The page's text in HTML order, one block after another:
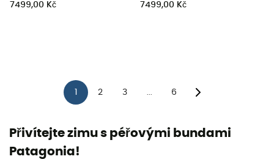
7499,00 Kč 7499,00 Kč
2 3 6
Přivítejte zimu s péřovými bundami
Patagonia!